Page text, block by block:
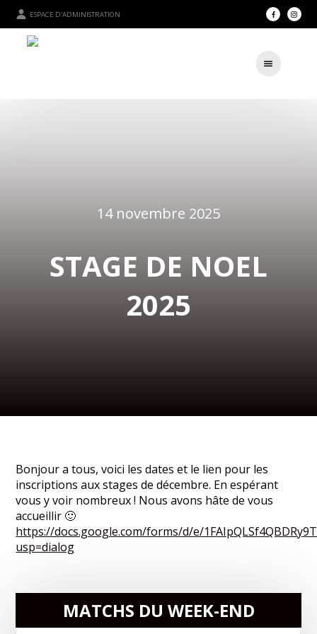
ESPACE D'ADMINISTRATION
14 novembre 2025
STAGE DE NOEL
2025
Bonjour a tous, voici les dates et le lien pour les
inscriptions aux stages de décembre. En espérant
vous y voir nombreux ! Nous avons hâte de vous
accueillir 🙂
https://docs.google.com/forms/d/e/
usp=dialog
MATCHS DU WEEK-END